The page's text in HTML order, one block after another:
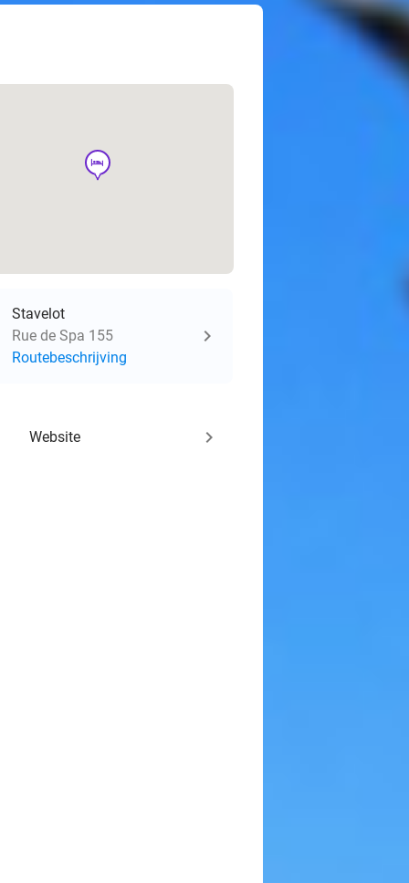
hotel
Stavelot
Rue de Spa 155
Routebeschrijving
Website keyboard_arrow_right